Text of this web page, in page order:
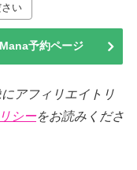
い
予約ページ
アフィリエイトリ
シーをお読みくださ